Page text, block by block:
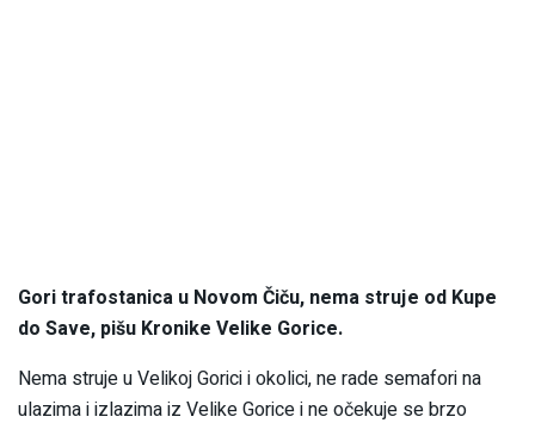
Gori trafostanica u Novom Čiču, nema struje od Kupe
do Save, pišu Kronike Velike Gorice.
Nema struje u Velikoj Gorici i okolici, ne rade semafori na
ulazima i izlazima iz Velike Gorice i ne očekuje se brzo